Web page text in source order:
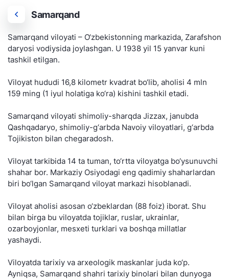
Samarqand
Samarqand viloyati – O‘zbekistonning markazida, Zarafshon
daryosi vodiysida joylashgan. U 1938 yil 15 yanvar kuni
tashkil etilgan.
Viloyat hududi 16,8 kilometr kvadrat bo‘lib, aholisi 4 mln
159 ming (1 iyul holatiga ko‘ra) kishini tashkil etadi.
Samarqand viloyati shimoliy-sharqda Jizzax, janubda
Qashqadaryo, shimoliy-g‘arbda Navoiy viloyatlari, g‘arbda
Tojikiston bilan chegaradosh.
Viloyat tarkibida 14 ta tuman, to‘rtta viloyatga bo‘ysunuvchi
shahar bor. Markaziy Osiyodagi eng qadimiy shaharlardan
biri bo‘lgan Samarqand viloyat markazi hisoblanadi.
Viloyat aholisi asosan o‘zbeklardan (88 foiz) iborat. Shu
bilan birga bu viloyatda tojiklar, ruslar, ukrainlar,
ozarboyjonlar, mesxeti turklari va boshqa millatlar
yashaydi.
Viloyatda tarixiy va arxeologik maskanlar juda ko‘p.
Ayniqsa, Samarqand shahri tarixiy binolari bilan dunyoga